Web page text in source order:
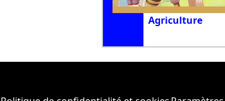
Agriculture